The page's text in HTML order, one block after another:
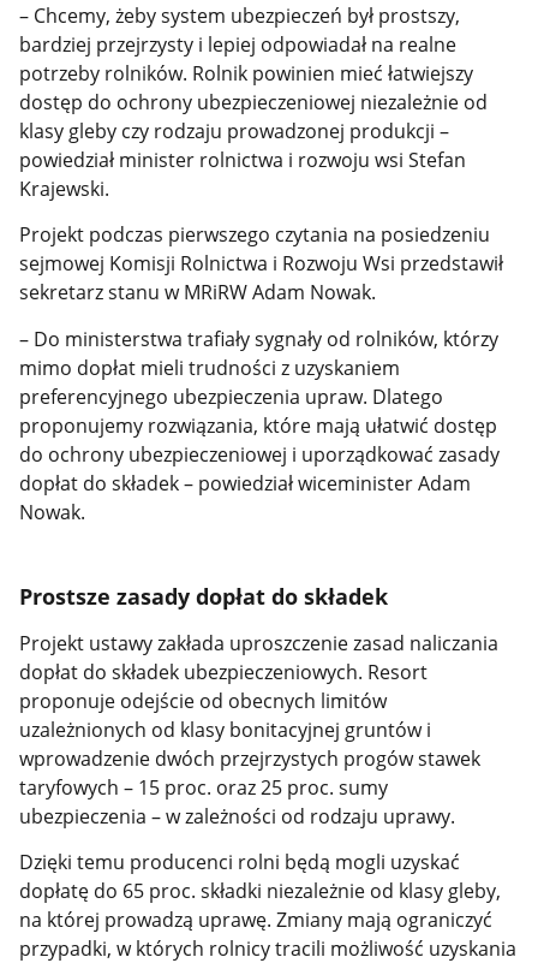
– Chcemy, żeby system ubezpieczeń był prostszy,
bardziej przejrzysty i lepiej odpowiadał na realne
potrzeby rolników. Rolnik powinien mieć łatwiejszy
dostęp do ochrony ubezpieczeniowej niezależnie od
klasy gleby czy rodzaju prowadzonej produkcji –
powiedział minister rolnictwa i rozwoju wsi Stefan
Krajewski.
Projekt podczas pierwszego czytania na posiedzeniu
sejmowej Komisji Rolnictwa i Rozwoju Wsi przedstawił
sekretarz stanu w MRiRW Adam Nowak.
– Do ministerstwa trafiały sygnały od rolników, którzy
mimo dopłat mieli trudności z uzyskaniem
preferencyjnego ubezpieczenia upraw. Dlatego
proponujemy rozwiązania, które mają ułatwić dostęp
do ochrony ubezpieczeniowej i uporządkować zasady
dopłat do składek – powiedział wiceminister Adam
Nowak.
Prostsze zasady dopłat do składek
Projekt ustawy zakłada uproszczenie zasad naliczania
dopłat do składek ubezpieczeniowych. Resort
proponuje odejście od obecnych limitów
uzależnionych od klasy bonitacyjnej gruntów i
wprowadzenie dwóch przejrzystych progów stawek
taryfowych – 15 proc. oraz 25 proc. sumy
ubezpieczenia – w zależności od rodzaju uprawy.
Dzięki temu producenci rolni będą mogli uzyskać
dopłatę do 65 proc. składki niezależnie od klasy gleby,
na której prowadzą uprawę. Zmiany mają ograniczyć
przypadki, w których rolnicy tracili możliwość uzyskania